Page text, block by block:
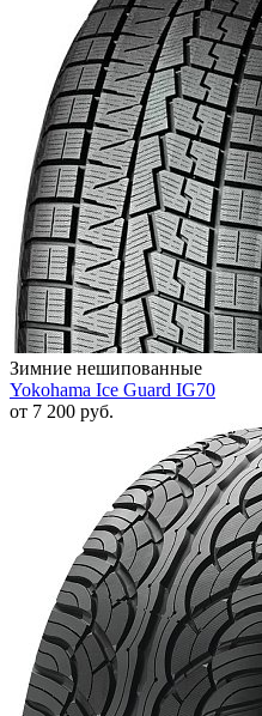
Зимние нешипованные
Yokohama Ice Guard IG70
от 7 200 руб.